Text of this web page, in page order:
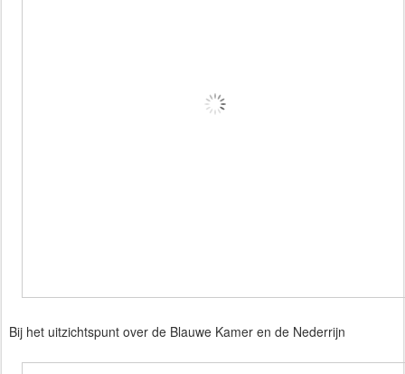
Bij het uitzichtspunt over de Blauwe Kamer en de Nederrijn